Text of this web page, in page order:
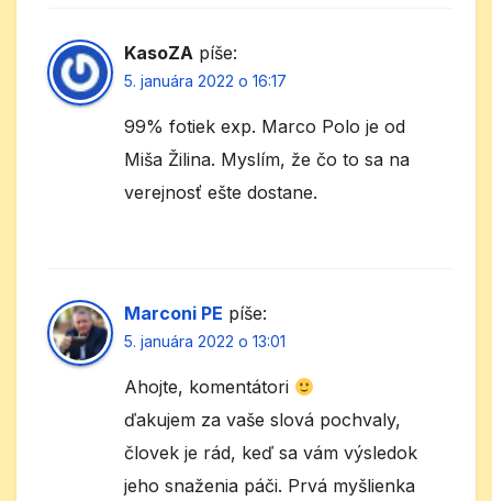
KasoZA píše:
5. januára 2022 o 16:17
99% fotiek exp. Marco Polo je od
Miša Žilina. Myslím, že čo to sa na
verejnosť ešte dostane.
Marconi PE píše:
5. januára 2022 o 13:01
Ahojte, komentátori
ďakujem za vaše slová pochvaly,
človek je rád, keď sa vám výsledok
jeho snaženia páči. Prvá myšlienka